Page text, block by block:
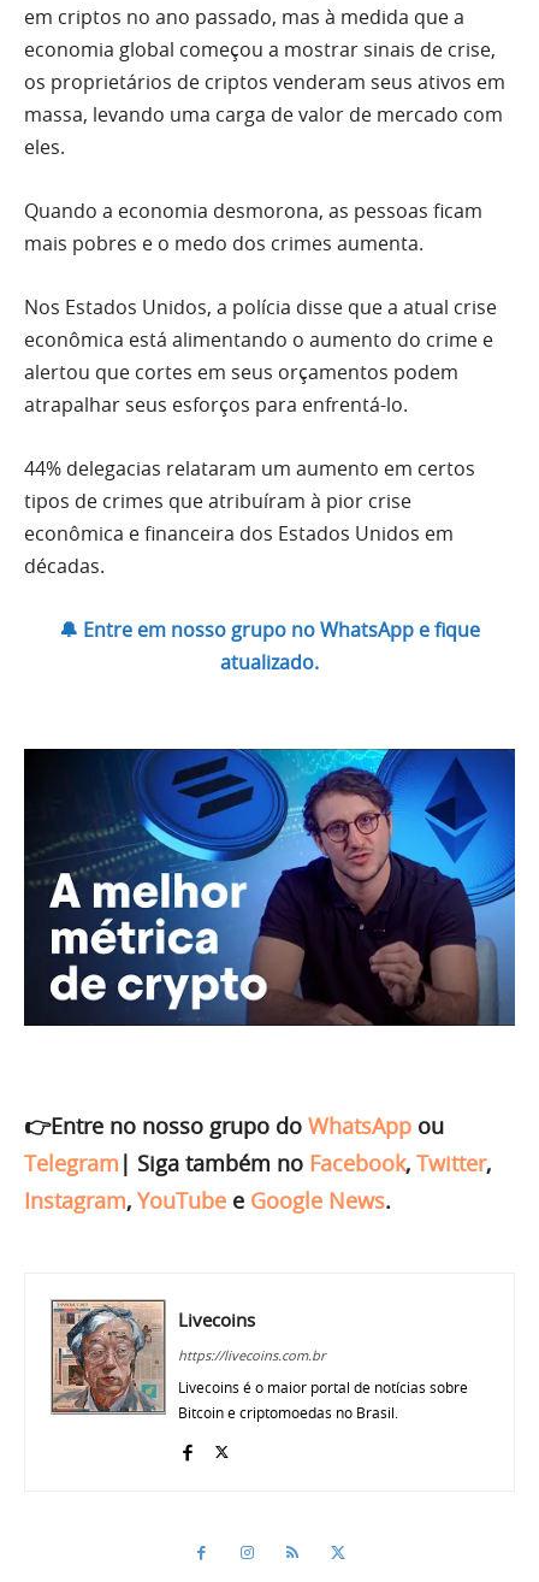
em criptos no ano passado, mas à medida que a
economia global começou a mostrar sinais de crise,
os proprietários de criptos venderam seus ativos em
massa, levando uma carga de valor de mercado com
eles.
Quando a economia desmorona, as pessoas ficam
mais pobres e o medo dos crimes aumenta.
Nos Estados Unidos, a polícia disse que a atual crise
econômica está alimentando o aumento do crime e
alertou que cortes em seus orçamentos podem
atrapalhar seus esforços para enfrentá-lo.
44% delegacias relataram um aumento em certos
tipos de crimes que atribuíram à pior crise
econômica e financeira dos Estados Unidos em
décadas.
🔔 Entre em nosso grupo no WhatsApp e fique
atualizado.
👉Entre no nosso grupo do WhatsApp ou
Telegram | Siga também no Facebook, Twitter,
Instagram, YouTube e Google News.
Livecoins
https://livecoins.com.br
Livecoins é o maior portal de notícias sobre
Bitcoin e criptomoedas no Brasil.